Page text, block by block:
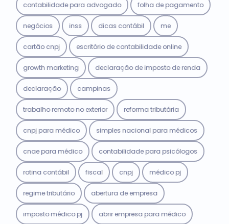
contabilidade para advogado folha de pagamento
negócios inss dicas contábil me
cartão cnpj escritório de contabilidade online
growth marketing declaração de imposto de renda
declaração campinas
trabalho remoto no exterior reforma tributária
cnpj para médico simples nacional para médicos
cnae para médico contabilidade para psicólogos
rotina contábil fiscal cnpj médico pj
regime tributário abertura de empresa
imposto médico pj abrir empresa para médico